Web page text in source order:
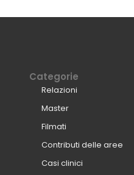
Categorie
Relazioni
Master
Filmati
Contributi delle aree
Casi clinici